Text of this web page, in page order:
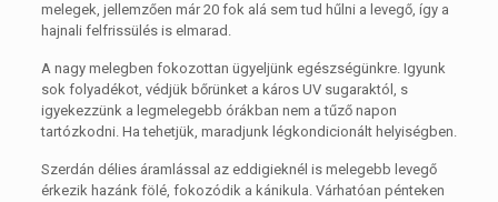
melegek, jellemzően már 20 fok alá sem tud hűlni a levegő, így a
hajnali felfrissülés is elmarad.
A nagy melegben fokozottan ügyeljünk egészségünkre. Igyunk
sok folyadékot, védjük bőrünket a káros UV sugaraktól, s
igyekezzünk a legmelegebb órákban nem a tűző napon
tartózkodni. Ha tehetjük, maradjunk légkondicionált helyiségben.
Szerdán délies áramlással az eddigieknél is melegebb levegő
érkezik hazánk fölé, fokozódik a kánikula. Várhatóan pénteken